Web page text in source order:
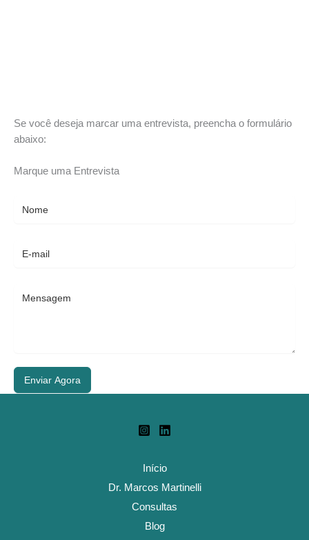
Se você deseja marcar uma entrevista, preencha o formulário
abaixo:
Marque uma Entrevista
Enviar Agora
Início
Dr. Marcos Martinelli
Consultas
Blog